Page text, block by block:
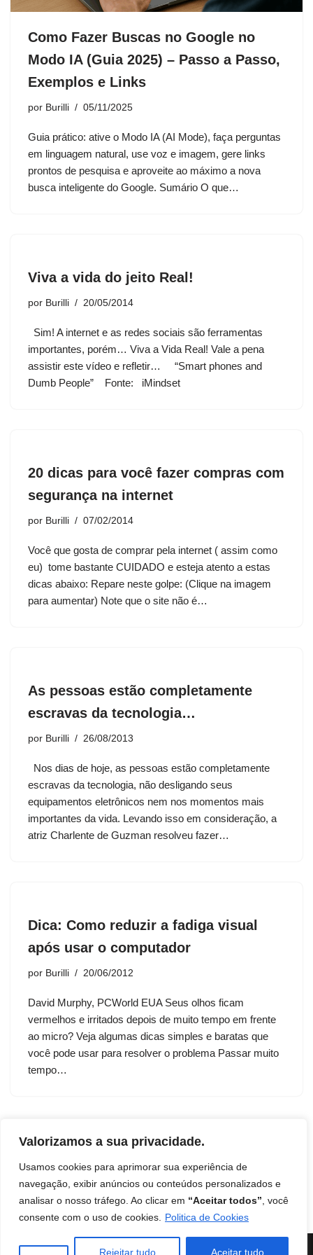
Valorizamos a sua privacidade.
Usamos cookies para aprimorar sua experiência de
navegação, exibir anúncios ou conteúdos personalizados e
analisar o nosso tráfego. Ao clicar em “Aceitar todos” , você
consente com o uso de cookies.
Politica de Cookies
Rejeitar tudo Aceitar tudo
Como Fazer Buscas no Google no
Modo IA (Guia 2025) – Passo a Passo,
Exemplos e Links
por Burilli 05/11/2025
Guia prático: ative o Modo IA (AI Mode), faça perguntas
em linguagem natural, use voz e imagem, gere links
prontos de pesquisa e aproveite ao máximo a nova
busca inteligente do Google. Sumário O que…
Viva a vida do jeito Real!
por Burilli 20/05/2014
Sim! A internet e as redes sociais são ferramentas
importantes, porém… Viva a Vida Real! Vale a pena
assistir este vídeo e refletir… “Smart phones and
Dumb People” Fonte: iMindset
20 dicas para você fazer compras com
segurança na internet
por Burilli 07/02/2014
Você que gosta de comprar pela internet ( assim como
eu) tome bastante CUIDADO e esteja atento a estas
dicas abaixo: Repare neste golpe: (Clique na imagem
para aumentar) Note que o site não é…
As pessoas estão completamente
escravas da tecnologia…
por Burilli 26/08/2013
Nos dias de hoje, as pessoas estão completamente
escravas da tecnologia, não desligando seus
equipamentos eletrônicos nem nos momentos mais
importantes da vida. Levando isso em consideração, a
atriz Charlente de Guzman resolveu fazer…
Dica: Como reduzir a fadiga visual
após usar o computador
por Burilli 20/06/2012
David Murphy, PCWorld EUA Seus olhos ficam
vermelhos e irritados depois de muito tempo em frente
ao micro? Veja algumas dicas simples e baratas que
você pode usar para resolver o problema Passar muito
tempo…
Início Contato Termos de uso
Disclaimer
Política de Privacidade
Livro: Insights Ocultos do Reino
Instituto Mentes de Sucesso | Burilli